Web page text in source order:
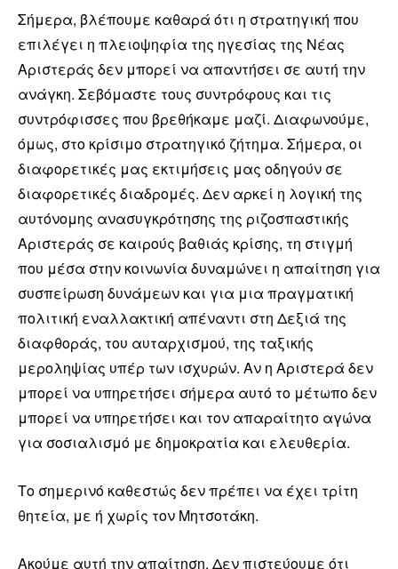
Σήμερα, βλέπουμε καθαρά ότι η στρατηγική που
επιλέγει η πλειοψηφία της ηγεσίας της Νέας
Αριστεράς δεν μπορεί να απαντήσει σε αυτή την
ανάγκη. Σεβόμαστε τους συντρόφους και τις
συντρόφισσες που βρεθήκαμε μαζί. Διαφωνούμε,
όμως, στο κρίσιμο στρατηγικό ζήτημα. Σήμερα, οι
διαφορετικές μας εκτιμήσεις μας οδηγούν σε
διαφορετικές διαδρομές. Δεν αρκεί η λογική της
αυτόνομης ανασυγκρότησης της ριζοσπαστικής
Αριστεράς σε καιρούς βαθιάς κρίσης, τη στιγμή
που μέσα στην κοινωνία δυναμώνει η απαίτηση για
συσπείρωση δυνάμεων και για μια πραγματική
πολιτική εναλλακτική απέναντι στη Δεξιά της
διαφθοράς, του αυταρχισμού, της ταξικής
μεροληψίας υπέρ των ισχυρών. Αν η Αριστερά δεν
μπορεί να υπηρετήσει σήμερα αυτό το μέτωπο δεν
μπορεί να υπηρετήσει και τον απαραίτητο αγώνα
για σοσιαλισμό με δημοκρατία και ελευθερία.
Το σημερινό καθεστώς δεν πρέπει να έχει τρίτη
θητεία, με ή χωρίς τον Μητσοτάκη.
Ακούμε αυτή την απαίτηση. Δεν πιστεύουμε ότι